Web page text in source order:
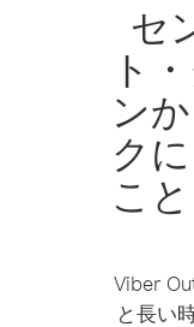
セ
ト
ン
ク
こ
Viber
と長い